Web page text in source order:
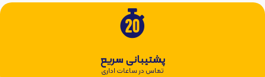
پشتیبانی سریع
تماس در ساعات اداری